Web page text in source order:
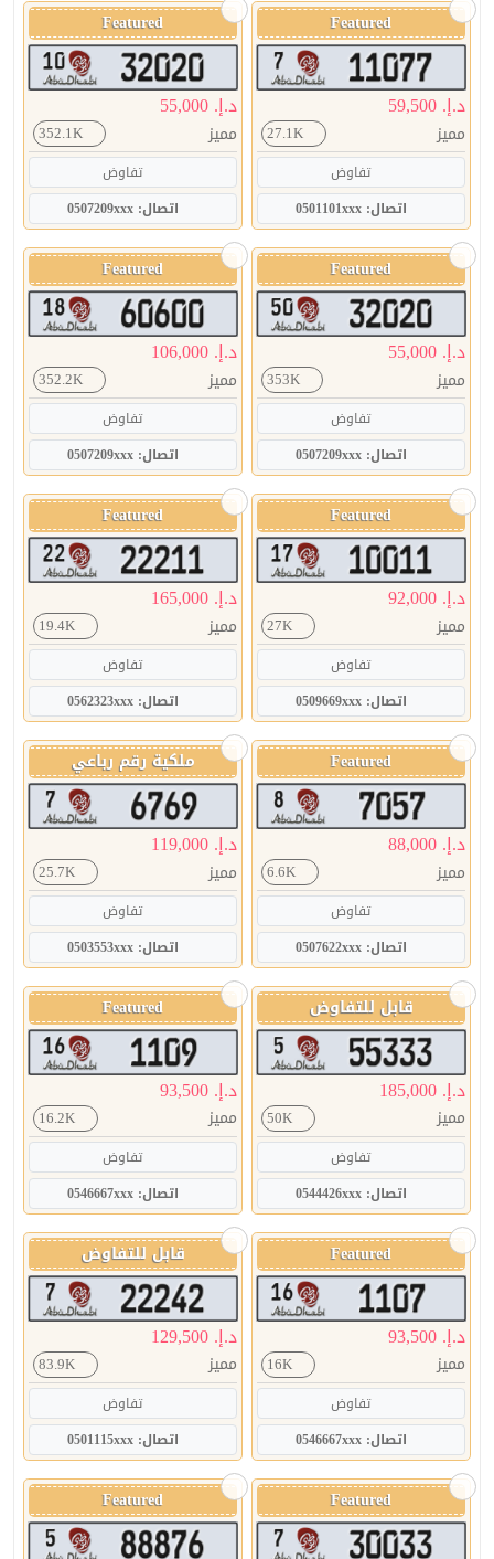
Featured
د.إ. 59,500
مميز 27.1K
تفاوض
اتصال: 0501101xxx
Featured
د.إ. 55,000
مميز 352.1K
تفاوض
اتصال: 0507209xxx
Featured
د.إ. 55,000
مميز 353K
تفاوض
اتصال: 0507209xxx
Featured
د.إ. 106,000
مميز 352.2K
تفاوض
اتصال: 0507209xxx
Featured
د.إ. 92,000
مميز 27K
تفاوض
اتصال: 0509669xxx
Featured
د.إ. 165,000
مميز 19.4K
تفاوض
اتصال: 0562323xxx
Featured
د.إ. 88,000
مميز 6.6K
تفاوض
اتصال: 0507622xxx
ملكية رقم رباعي
د.إ. 119,000
مميز 25.7K
تفاوض
اتصال: 0503553xxx
قابل للتفاوض
د.إ. 185,000
مميز 50K
تفاوض
اتصال: 0544426xxx
Featured
د.إ. 93,500
مميز 16.2K
تفاوض
اتصال: 0546667xxx
Featured
د.إ. 93,500
مميز 16K
تفاوض
اتصال: 0546667xxx
قابل للتفاوض
د.إ. 129,500
مميز 83.9K
تفاوض
اتصال: 0501115xxx
Featured
Featured